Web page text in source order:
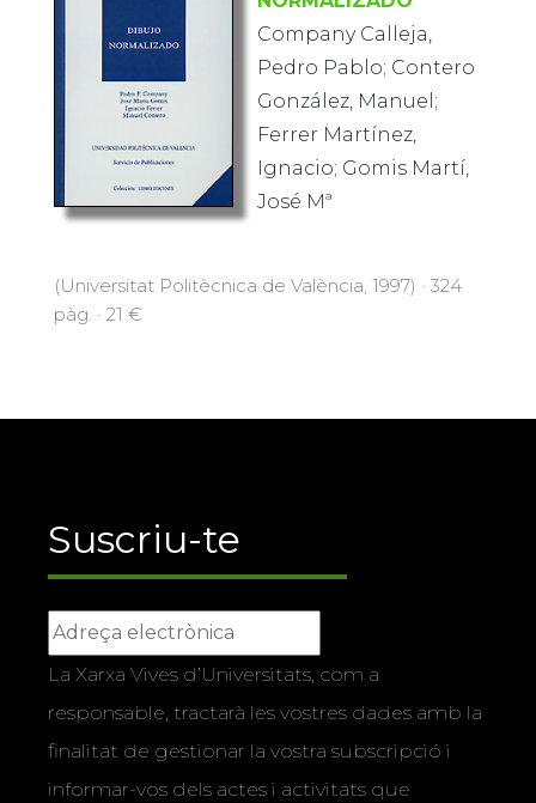
Company Calleja,
Pedro Pablo; Contero
González, Manuel;
Ferrer Martínez,
Ignacio; Gomis Martí,
José Mª
(Universitat Politècnica de València, 1997) · 324
pàg. · 21 €
Suscriu-te
La Xarxa Vives d’Universitats, com a
responsable, tractarà les vostres dades amb la
finalitat de gestionar la vostra subscripció i
informar-vos dels actes i activitats que